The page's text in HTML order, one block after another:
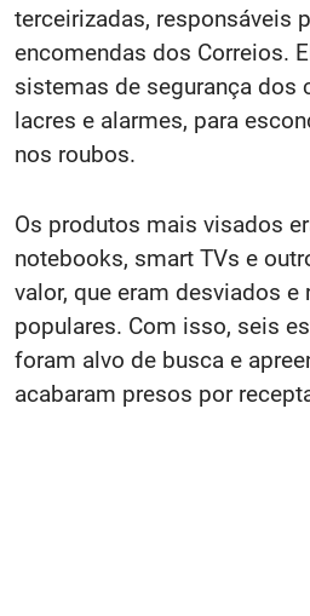
terceirizadas, responsáveis
encomendas dos Correios.
sistemas de segurança dos
lacres e alarmes, para
nos roubos.
Os produtos mais visados
notebooks, smart TVs e
valor, que eram desviados
populares. Com isso, seis
foram alvo de busca e
acabaram presos por